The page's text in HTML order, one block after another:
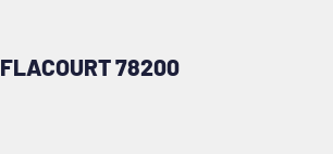
FLACOURT 78200